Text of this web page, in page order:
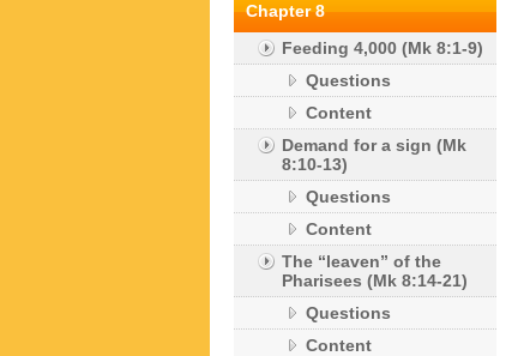
Chapter 8
Feeding 4,000 (Mk 8:1-9)
Questions
Content
Demand for a sign (Mk
8:10-13)
Questions
Content
The “leaven” of the
Pharisees (Mk 8:14-21)
Questions
Content